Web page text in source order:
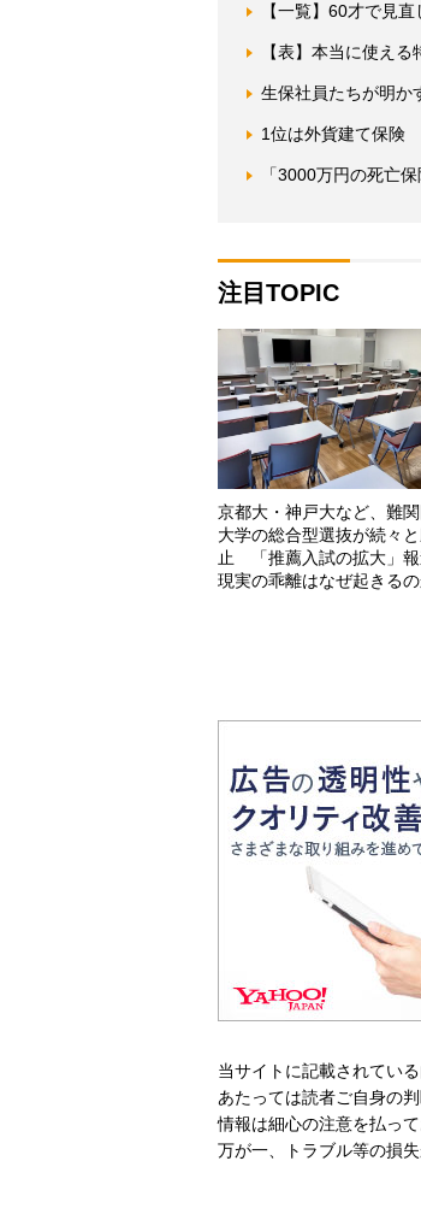
【一覧】60才で見
【表】本当に使える
生保社員たちが明か
1位は外貨建て保険
「3000万円の死亡
注目TOPIC
京都大・神戸大など、難
大学の総合型選抜が続々
止 「推薦入試の拡大」報
現実の乖離はなぜ起きる
当サイトに記載されてい
あたっては読者ご自身の
情報は細心の注意を払っ
万が一、トラブル等の損